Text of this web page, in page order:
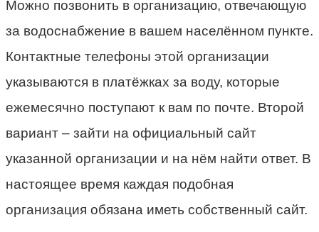
Можно позвонить в организацию, отвечающую
за водоснабжение в вашем населённом пункте.
Контактные телефоны этой организации
указываются в платёжках за воду, которые
ежемесячно поступают к вам по почте. Второй
вариант – зайти на официальный сайт
указанной организации и на нём найти ответ. В
настоящее время каждая подобная
организация обязана иметь собственный сайт.